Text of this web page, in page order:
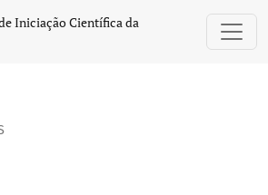
de depressão e sua
Iniciação Científica da